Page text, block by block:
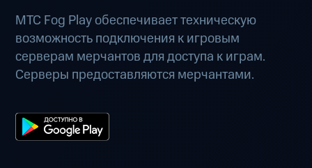
МТС Fog Play обеспечивает техническую
возможность подключения к игровым
серверам мерчантов для доступа к играм.
Серверы предоставляются мерчантами.